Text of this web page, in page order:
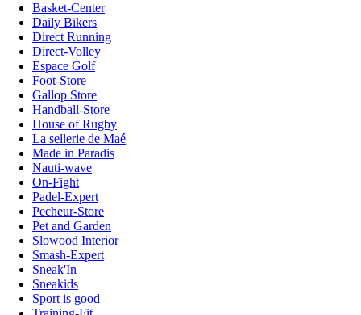
Basket-Center
Daily Bikers
Direct Running
Direct-Volley
Espace Golf
Foot-Store
Gallop Store
Handball-Store
House of Rugby
La sellerie de Maé
Made in Paradis
Nauti-wave
On-Fight
Padel-Expert
Pecheur-Store
Pet and Garden
Slowood Interior
Smash-Expert
Sneak'In
Sneakids
Sport is good